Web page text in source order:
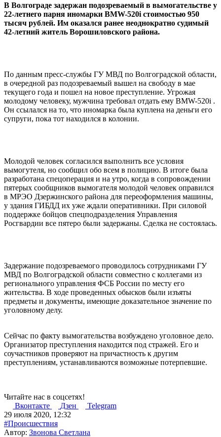
В Волгограде задержан подозреваемый в вымогательстве у
22-летнего парня иномарки BMW-520i стоимостью 950
тысяч рублей. Им оказался ранее неоднократно судимый
42-летний житель Ворошиловского района.
По данным пресс-службы ГУ МВД по Волгоградской области,
в очередной раз подозреваемый вышел на свободу в мае
текущего года и пошел на новое преступление. Угрожая
молодому человеку, мужчина требовал отдать ему BMW-520i .
Он ссылался на то, что иномарка была куплена на деньги его
супруги, пока тот находился в колонии.
Молодой человек согласился выполнить все условия
вымогутеля, но сообщил обо всем в полицию. В итоге была
разработана спецоперация и на утро, когда в сопровождении
пятерых сообщников вымогателя молодой человек оправился
в МРЭО Дзержинского района для переоформления машины,
у здания ГИБДД их уже ждали оперативники. При силовой
поддержке бойцов спецподразделения Управления
Росгвардии все пятеро были задержаны. Сделка не состоялась.
Задержание подозреваемого проводилось сотрудниками ГУ
МВД по Волгоградской области совместно с коллегами из
регионального управления ФСБ России по месту его
жительства. В ходе проведенных обысков были изъяты
предметы и документы, имеющие доказательное значение по
уголовному делу.
Сейчас по факту вымогательства возбуждено уголовное дело.
Организатор преступления находится под стражей. Его и
соучастников проверяют на причастность к другим
преступлениям, устанавливаются возможные потерпевшие.
Читайте нас в соцсетях!
Вконтакте
Дзен
Telegram
29 июля 2020, 12:32
#Происшествия
Автор: Звонова Светлана